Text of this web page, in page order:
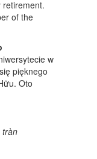
retirement.
of the
w
pięknego
Oto
tràn